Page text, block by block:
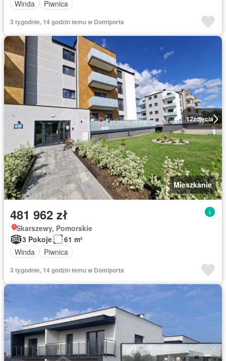
Winda
Piwnica
3 tygodnie, 14 godzin temu w Domiporta
12zdjęcia
Mieszkanie
481 962 zł
Skarszewy, Pomorskie
3 Pokoje
61 m²
Winda
Piwnica
3 tygodnie, 14 godzin temu w Domiporta